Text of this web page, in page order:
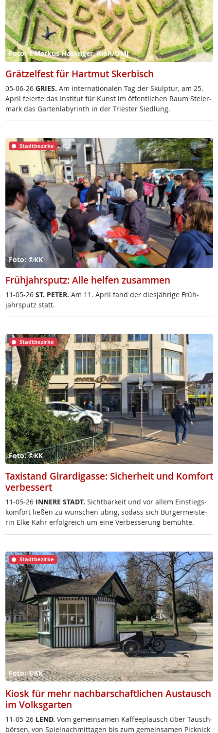
Foto: ©Markus Haslinger, KiöR/UMJ
Grätzelfest für Hartmut Skerbisch
05-06-26 GRIES. Am in­ter­na­tio­na­len Tag der Skulp­tur, am 25.
April fei­er­te das In­sti­tut für Kunst im öf­f­ent­li­chen Raum Stei­er­
mark das Gar­ten­la­byrinth in der Tri­es­ter Sied­lung.
Stadtbezirke
Foto: ©KK
Frühjahrsputz: Alle helfen zusammen
11-05-26 ST. PE­TER. Am 11. April fand der dies­jäh­ri­ge Früh­
jahrs­putz statt.
Stadtbezirke
Foto: ©KK
Taxistand Girardigasse: Sicherheit und Komfort
verbessert
11-05-26 IN­NE­RE STADT. Sicht­bar­keit und vor al­lem Ein­s­tiegs­
kom­fort lie­ßen zu wün­schen üb­rig, so­dass sich Bür­ger­meis­te­
rin El­ke Kahr er­folg­reich um ei­ne Ver­bes­se­rung be­müh­te.
Stadtbezirke
Foto: ©KK
Kiosk für mehr nachbarschaftlichen Austausch
im Volksgarten
11-05-26 LEND. Vom ge­mein­sa­men Kaf­fee­plausch über Tausch­
bör­sen, von Spiel­nach­mit­ta­gen bis zum ge­mein­sa­men Pick­nick